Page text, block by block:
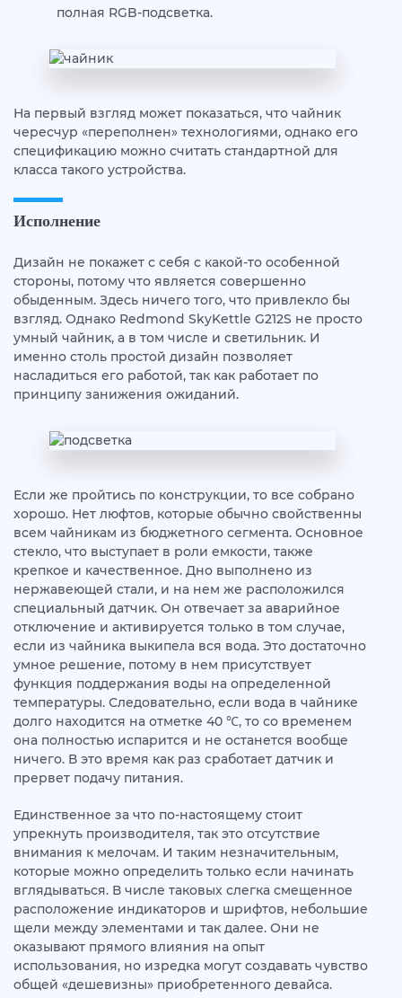
полная RGB-подсветка.
На первый взгляд может показаться, что чайник
чересчур «переполнен» технологиями, однако его
спецификацию можно считать стандартной для
класса такого устройства.
Исполнение
Дизайн не покажет с себя с какой-то особенной
стороны, потому что является совершенно
обыденным. Здесь ничего того, что привлекло бы
взгляд. Однако Redmond SkyKettle G212S не просто
умный чайник, а в том числе и светильник. И
именно столь простой дизайн позволяет
насладиться его работой, так как работает по
принципу занижения ожиданий.
Если же пройтись по конструкции, то все собрано
хорошо. Нет люфтов, которые обычно свойственны
всем чайникам из бюджетного сегмента. Основное
стекло, что выступает в роли емкости, также
крепкое и качественное. Дно выполнено из
нержавеющей стали, и на нем же расположился
специальный датчик. Он отвечает за аварийное
отключение и активируется только в том случае,
если из чайника выкипела вся вода. Это достаточно
умное решение, потому в нем присутствует
функция поддержания воды на определенной
температуры. Следовательно, если вода в чайнике
долго находится на отметке 40 ℃, то со временем
она полностью испарится и не останется вообще
ничего. В это время как раз сработает датчик и
прервет подачу питания.
Единственное за что по-настоящему стоит
упрекнуть производителя, так это отсутствие
внимания к мелочам. И таким незначительным,
которые можно определить только если начинать
вглядываться. В числе таковых слегка смещенное
расположение индикаторов и шрифтов, небольшие
щели между элементами и так далее. Они не
оказывают прямого влияния на опыт
использования, но изредка могут создавать чувство
общей «дешевизны» приобретенного девайса.